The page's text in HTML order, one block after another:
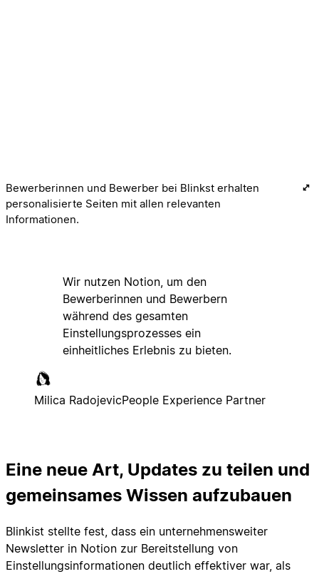
Bewerberinnen und Bewerber bei Blinkst erhalten
personalisierte Seiten mit allen relevanten
Informationen.
Wir nutzen Notion, um den
Bewerberinnen und Bewerbern
während des gesamten
Einstellungsprozesses ein
einheitliches Erlebnis zu bieten.
Milica RadojevicPeople Experience Partner
Eine neue Art, Updates zu teilen und
gemeinsames Wissen aufzubauen
Blinkist stellte fest, dass ein unternehmensweiter
Newsletter in Notion zur Bereitstellung von
Einstellungsinformationen deutlich effektiver war, als